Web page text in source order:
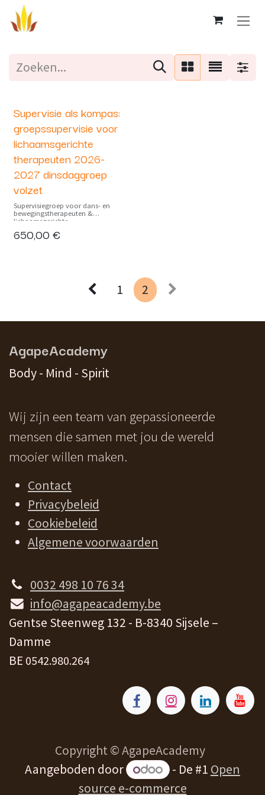
Overslaan naar inhoud
Volzet
Supervisie als kompas:
groepssupervisie voor
lichaamsgerichte
therapeuten 2026-
2027 dinsdaggroep
volzet
Supervisiegroep voor dans- en
bewegingstherapeuten &
lichaamsgerichte
ondersteuning zoekt in zijn
650,00 €
1 2
AgapeAcademy
Body - Mind - Spirit
Wij zijn een team van gepassioneerde
mensen die samen met jou de wereld
mooier willen maken.
Contact
Privacybeleid
Cookiebeleid
Algemene voorwaarden
0032 498 10 76 34
info@agapeacademy.be
Gentse Steenweg 132 - B-8340 Sijsele –
Damme
BE 0542.980.264
Copyright © AgapeAcademy
Aangeboden door
- De #1 Open
source e-commerce